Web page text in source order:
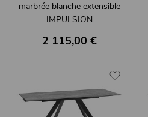
marbrée blanche extensible
IMPULSION
2 115,00 €